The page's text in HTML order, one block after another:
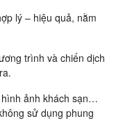
lý – hiệu quả, nằm
trình và chiến dịch
ảnh khách sạn…
sử dụng phung